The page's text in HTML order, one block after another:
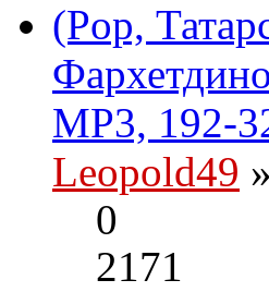
(Pop,
MP3, 192-
Leopold49
0
2171